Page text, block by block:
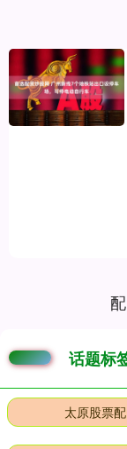
话题标
太原股票